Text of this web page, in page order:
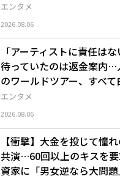
エンタメ
2026.08.06
エンタメ
「アーティストに責任は
待っていたのは返金案内…
のワールドツアー、すべて
2026.08.06
【衝撃】大金を投じて憧
共演…60回以上のキスを
資家に「男女逆なら大問